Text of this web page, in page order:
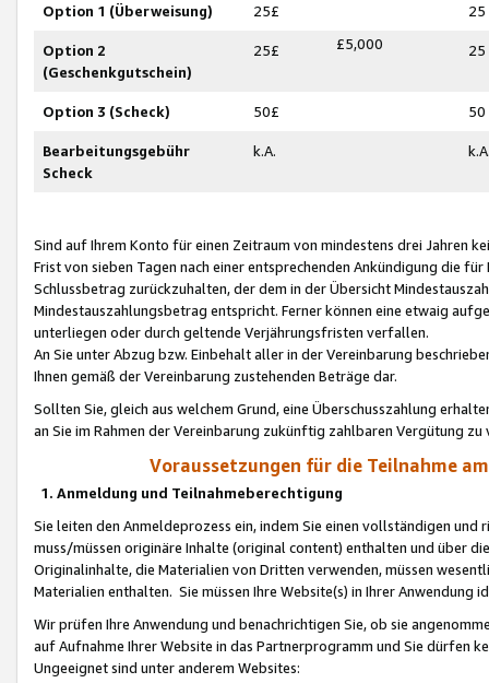
Option 1 (Überweisung) 25£ 25
Option 2
(Geschenkgutschein)
25£ £5,000 25
Option 3 (Scheck) 50£ 50
Bearbeitungsgebühr
Scheck
k.A.
Sind auf Ihrem Konto für einen Zeitraum von mindestens drei Jahren
Frist von sieben Tagen nach einer entsprechenden Ankündigung die
Schlussbetrag zurückzuhalten, der dem in der Übersicht
Mindestauszahlungsbetrag entspricht. Ferner können eine etwaig
unterliegen oder durch geltende Verjährungsfristen verfallen.
An Sie unter Abzug bzw. Einbehalt aller in der Vereinbarung
Ihnen gemäß der Vereinbarung zustehenden Beträge dar.
Sollten Sie, gleich aus welchem Grund, eine Überschusszahlung
an Sie im Rahmen der Vereinbarung zukünftig zahlbaren Vergütung zu
Voraussetzungen für die Teilnahme
1. Anmeldung und Teilnahmeberechtigung
Sie leiten den Anmeldeprozess ein, indem Sie einen vollständigen
muss/müssen originäre Inhalte (original content) enthalten und über
Originalinhalte, die Materialien von Dritten verwenden, müssen
Materialien enthalten. Sie müssen Ihre Website(s) in Ihrer Anwendung
Wir prüfen Ihre Anwendung und benachrichtigen Sie, ob sie
auf Aufnahme Ihrer Website in das Partnerprogramm und Sie dürfen
Ungeeignet sind unter anderem Websites: